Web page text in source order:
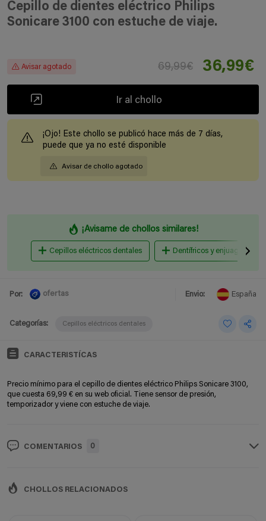
Cepillo de dientes eléctrico Philips
Sonicare 3100 con estuche de viaje.
Avisar agotado 69,99€ 36,99€
Ir al chollo
¡Ojo! Este chollo se publicó hace más de 7 días,
puede que ya no esté disponible
Avisar de chollo agotado
¡Avisame de chollos similares!
Cepillos eléctricos dentales Dentífricos y enjuagues
Por: ofertas Envio: España
Categorías: Cepillos eléctricos dentales
CARACTERISTÍCAS
Precio mínimo para el cepillo de dientes eléctrico Philips Sonicare 3100,
que cuesta 69,99 € en su web oficial. Tiene sensor de presión,
temporizador y viene con estuche de viaje.
COMENTARIOS 0
CHOLLOS RELACIONADOS